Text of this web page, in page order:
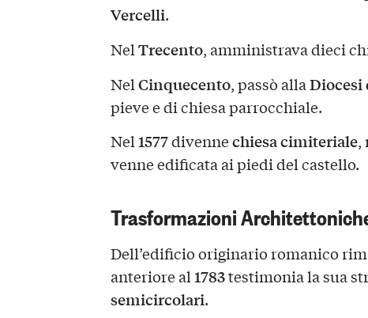
Vercelli.
NelTrecento, amministrava dieci
NelCinquecento, passò allaDiocesi
pieve e di chiesa parrocchiale.
Nel1577divennechiesa cimiteriale,
venne edificata ai piedi del castello.
Trasformazioni
Dell’edificio originario romanico
anteriore al1783testimonia la sua
semicircolari.